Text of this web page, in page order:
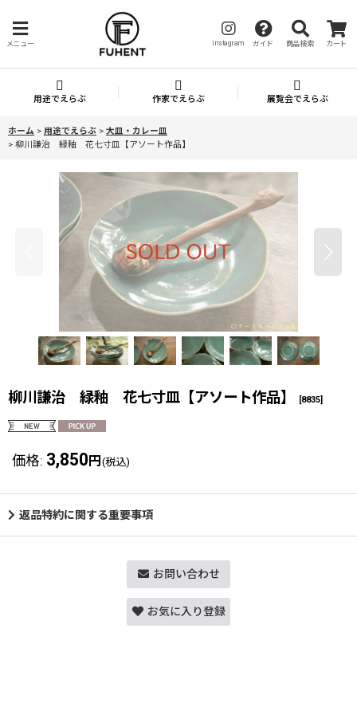
メニュー instagram ガイド 商品検索 カート
用途でえらぶ 作家でえらぶ 展覧会でえらぶ
ホーム > 用途でえらぶ > 大皿・カレー皿
> 柳川謙治 緑釉 花七寸皿【アソート作品】
柳川謙治 緑釉 花七寸皿【アソート作品】 [8835]
価格: 3,850 円 (税込)
返品特約に関する重要事項
お問い合わせ
お気に入り登録